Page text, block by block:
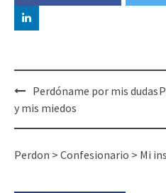
Post
navigation
Perdóname por mis dudas
y mis miedos
Perdon > Confesionario > Mi